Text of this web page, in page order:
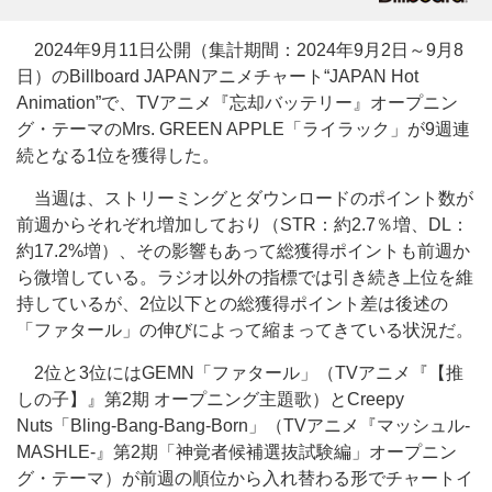
2024年9月11日公開（集計期間：2024年9月2日～9月8
日）のBillboard JAPANアニメチャート“JAPAN Hot
Animation”で、TVアニメ『忘却バッテリー』オープニン
グ・テーマのMrs. GREEN APPLE「ライラック」が9週連
続となる1位を獲得した。
当週は、ストリーミングとダウンロードのポイント数が
前週からそれぞれ増加しており（STR：約2.7％増、DL：
約17.2%増）、その影響もあって総獲得ポイントも前週か
ら微増している。ラジオ以外の指標では引き続き上位を維
持しているが、2位以下との総獲得ポイント差は後述の
「ファタール」の伸びによって縮まってきている状況だ。
2位と3位にはGEMN「ファタール」（TVアニメ『【推
しの子】』第2期 オープニング主題歌）とCreepy
Nuts「Bling-Bang-Bang-Born」（TVアニメ『マッシュル-
MASHLE-』第2期「神覚者候補選抜試験編」オープニン
グ・テーマ）が前週の順位から入れ替わる形でチャートイ